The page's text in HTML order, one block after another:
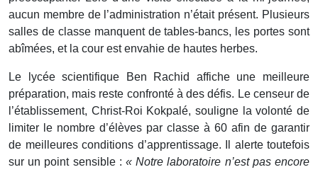
aucun membre de l’administration n’était présent. Plusieurs
salles de classe manquent de tables-bancs, les portes sont
abîmées, et la cour est envahie de hautes herbes.
Le lycée scientifique Ben Rachid affiche une meilleure
préparation, mais reste confronté à des défis. Le censeur de
l’établissement, Christ-Roi Kokpalé, souligne la volonté de
limiter le nombre d’élèves par classe à 60 afin de garantir
de meilleures conditions d’apprentissage. Il alerte toutefois
sur un point sensible : « Notre laboratoire n’est pas encore